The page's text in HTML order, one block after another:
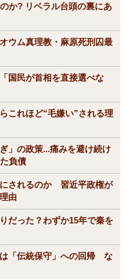
か? リベラル台頭の裏にあ
ウム真理教・麻原死刑囚最
国民が首相を直接選べな
これほど“毛嫌い”される理
」の政策...痛みを避け続け
負債
されるのか 習近平政権が
由
だった？わずか15年で秦を
「伝統保守」への回帰 な